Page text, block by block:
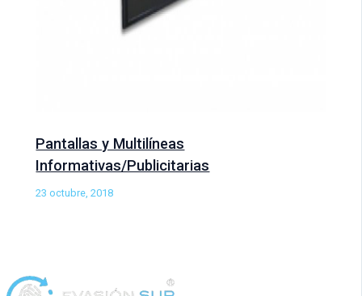
Pantallas y Multilíneas
Informativas/Publicitarias
23 octubre, 2018